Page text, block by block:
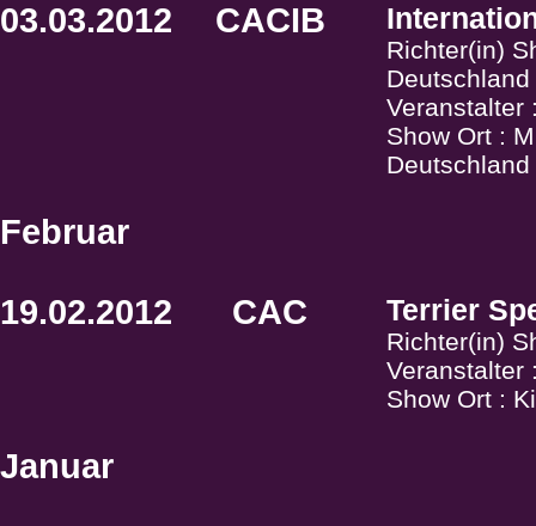
03.03.2012 CACIB
Richter(in)
Deutschland
Veranstalter
Show Ort :
Deutschland
Februar
19.02.2012 CAC Terrier
Richter(in)
Veranstalter
Show Ort :
Januar